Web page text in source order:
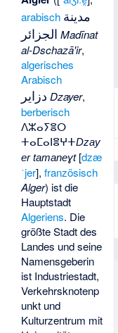
arabisch مدينة
الجزائر Madīnat
al-Dschazā'ir,
algerisches
Arabisch
دزاير Dzayer,
berberisch
ⴷⵣⴰⵢⴻⵔ
ⵜⴰⵎⴰⵏⴻⵖⵜDzay
er tamaneɣt[dzæ
ˈjer],französisch
Alger) ist die
Hauptstadt
Algeriens. Die
größte Stadt des
Landes und seine
Namensgeberin
ist Industriestadt,
Verkehrsknotenp
unkt und
Kulturzentrum mit